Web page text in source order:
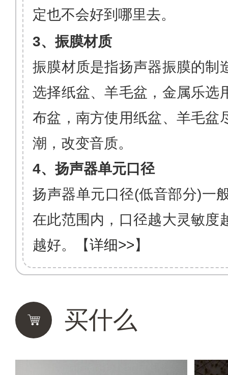
定也不会好到哪里去。
3、振膜材质
振膜材质是指扬声器振膜的制
选择纸盆、羊毛盆，金属乐选
布盆，南方使用纸盆、羊毛盆
潮，改变音质。
4、扬声器单元口径
扬声器单元口径(低音部分)一
在此范围内 ， 口径越大灵敏度
越好。【详细>>】
买什么